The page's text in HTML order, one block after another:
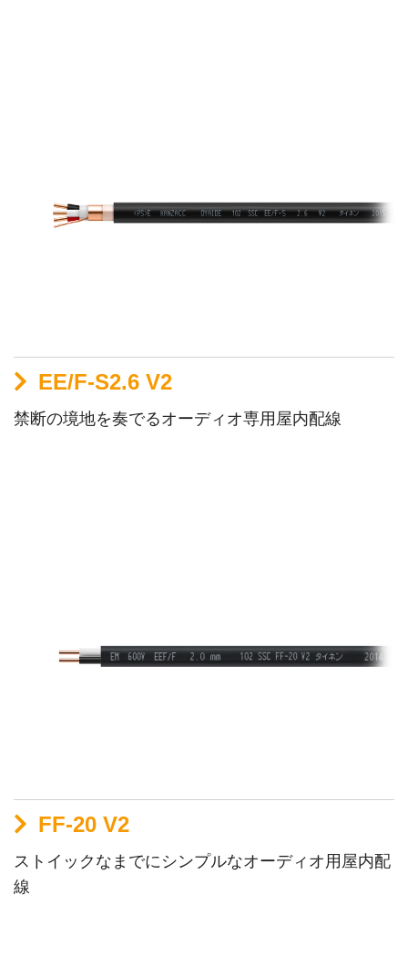
EE/F-S2.6 V2
禁断の境地を奏でるオーディオ専用屋内配線
FF-20 V2
ストイックなまでにシンプルなオーディオ用屋内配
線